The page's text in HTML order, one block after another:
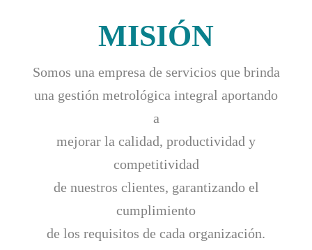
MISIÓN
Somos una empresa de servicios que brinda
una gestión metrológica integral aportando
a
mejorar la calidad, productividad y
competitividad
de nuestros clientes, garantizando el
cumplimiento
de los requisitos de cada organización.